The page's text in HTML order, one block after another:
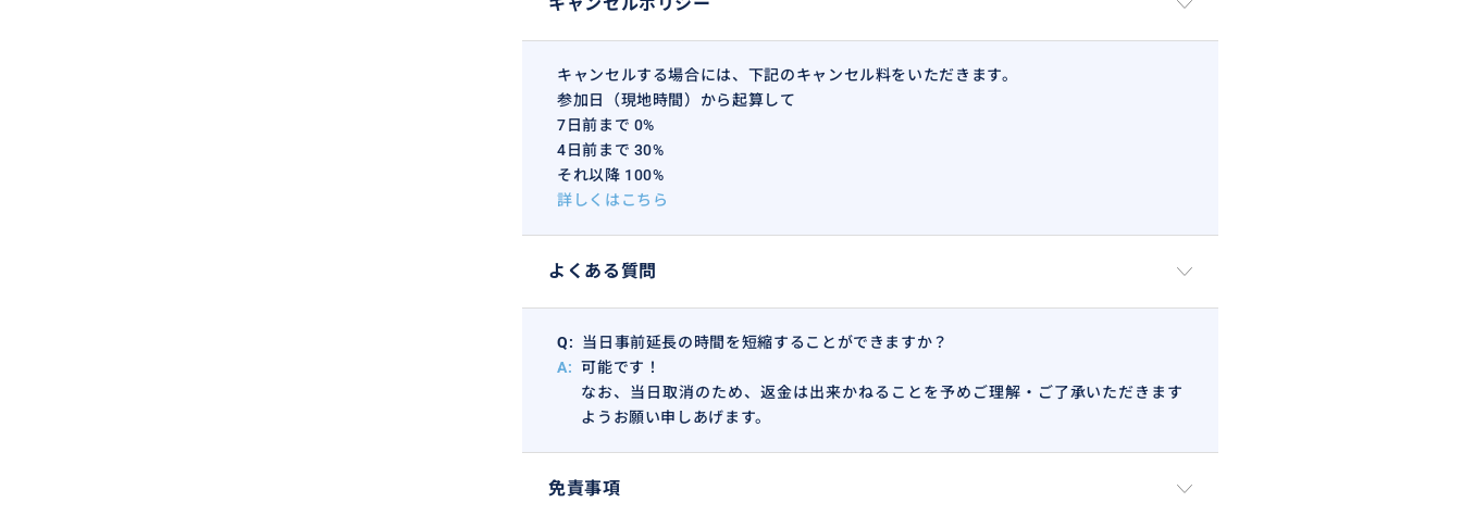
キャンセルする場合には、下記のキャンセル料をいただきます。
参加日（現地時間）から起算して
7日前まで 0%
4日前まで 30%
それ以降 100%
詳しくはこちら
よくある質問
Q:
当日事前延長の時間を短縮することができますか？
A: 可能です！
なお、当日取消のため、返金は出来かねることを予めご理解・ご了承いただきます
ようお願い申しあげます。
免責事項